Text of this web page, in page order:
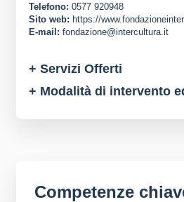
Telefono: 0577 920948
Sito web: https://
E-mail: fondazione@intercultura.it
+ Servizi Offerti
+ Modalità di intervento
Competenze